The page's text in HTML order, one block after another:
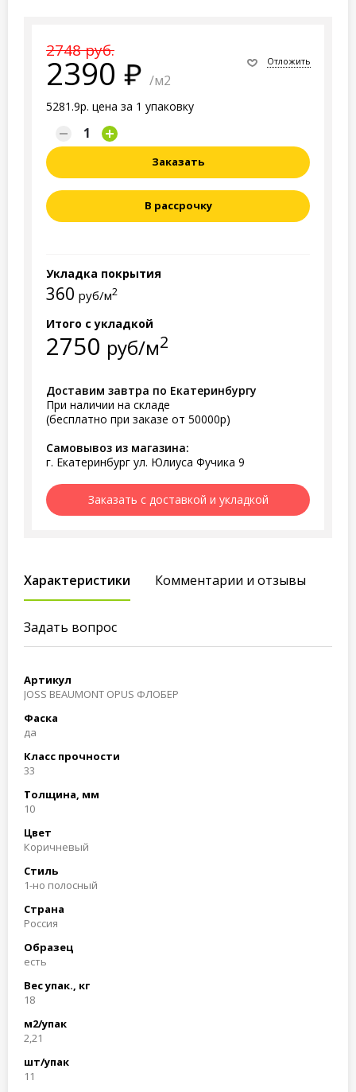
2748 руб.
2390 /м2
5281.9р. цена за 1 упаковку
Отложить
Заказать
В рассрочку
Укладка покрытия
360 руб/м2
Итого с укладкой
2750 руб/м2
Доставим завтра по Екатеринбургу
При наличии на складе
(бесплатно при заказе от 50000р)
Самовывоз из магазина:
г. Екатеринбург ул. Юлиуса Фучика 9
Заказать с доставкой и укладкой
Характеристики Комментарии и отзывы
Задать вопрос
Артикул
JOSS BEAUMONT OPUS ФЛОБЕР
Фаска
да
Класс прочности
33
Толщина, мм
10
Цвет
Коричневый
Стиль
1-но полосный
Страна
Россия
Образец
есть
Вес упак., кг
18
м2/упак
2,21
шт/упак
11